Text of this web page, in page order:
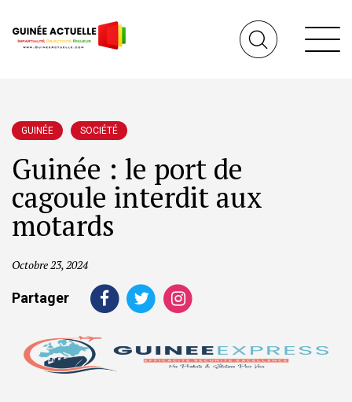
GUINÉE SOCIÉTÉ
Guinée : le port de
cagoule interdit aux
motards
Octobre 23, 2024
Partager